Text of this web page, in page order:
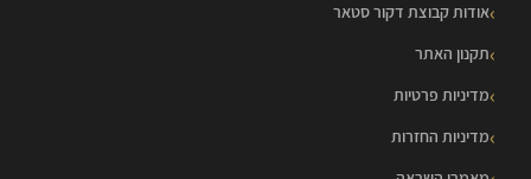
אודות קבוצת דקור סטאר
תקנון האתר
מדיניות פרטיות
מדיניות החזרות